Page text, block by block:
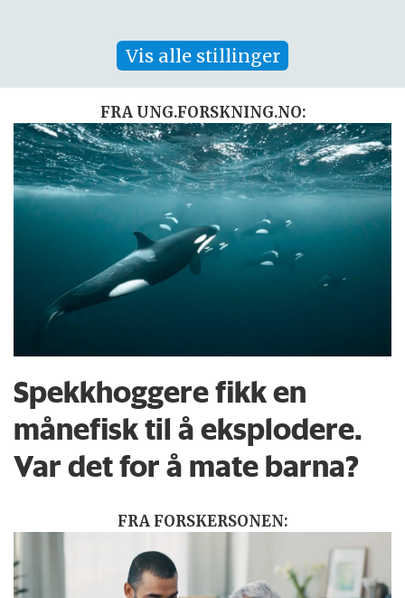
Vis alle stillinger
FRA UNG.FORSKNING.NO:
Spekkhoggere fikk en
månefisk til å eksplodere.
Var det for å mate barna?
FRA FORSKERSONEN: